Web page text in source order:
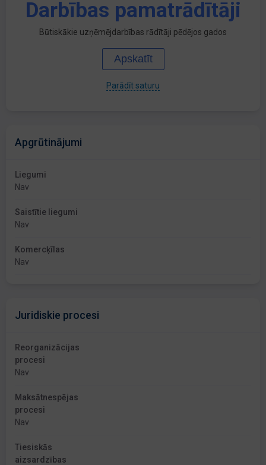
Darbības pamatrādītāji
Būtiskākie uzņēmējdarbības rādītāji pēdējos gados
Apskatīt
Parādīt saturu
Apgrūtinājumi
Liegumi
Nav
Saistītie liegumi
Nav
Komercķīlas
Nav
Juridiskie procesi
Reorganizācijas
procesi
Nav
Maksātnespējas
procesi
Nav
Tiesiskās
aizsardzības